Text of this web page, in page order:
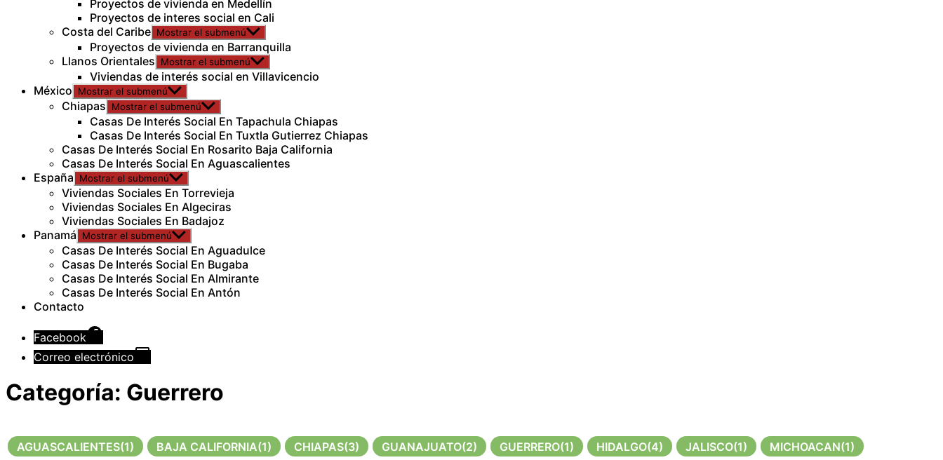
Proyectos de vivienda en Medellín
Proyectos de interes social en Cali
Costa del Caribe Mostrar el submenú
Proyectos de vivienda en Barranquilla
Llanos Orientales
Mostrar el submenú
Viviendas de interés social en Villavicencio
México
Mostrar el submenú
Chiapas Mostrar el submenú
Casas De Interés Social En Tapachula Chiapas
Casas De Interés Social En Tuxtla Gutierrez Chiapas
Casas De Interés Social En Rosarito Baja California
Casas De Interés Social En Aguascalientes
España
Mostrar el submenú
Viviendas Sociales En Torrevieja
Viviendas Sociales En Algeciras
Viviendas Sociales En Badajoz
Panamá
Mostrar el submenú
Casas De Interés Social En Aguadulce
Casas De Interés Social En Bugaba
Casas De Interés Social En Almirante
Casas De Interés Social En Antón
Contacto
Facebook
Correo electrónico
Categoría: Guerrero
AGUASCALIENTES(1) BAJA CALIFORNIA(1) CHIAPAS(3) GUANAJUATO(2) GUERRERO(1) HIDALGO(4) JALISCO(1) MICHOACAN(1)